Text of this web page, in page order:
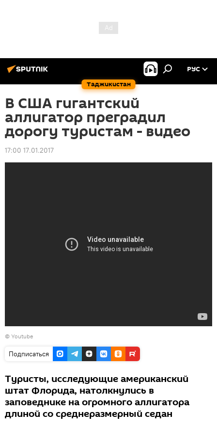
Таджикистан
РУС
В США гигантский
аллигатор преградил
дорогу туристам - видео
17:00 17.01.2017
© Youtube
Подписаться
Туристы, исследующие американский
штат Флорида, натолкнулись в
заповеднике на огромного аллигатора
длиной со среднеразмерный седан